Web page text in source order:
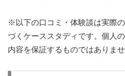
※以下の口コミ・体験談は実際
づくケーススタディです。個人
内容を保証するものではありませ